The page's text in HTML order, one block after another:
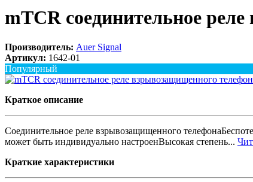
mTCR соединительное
Производитель: Auer Signal
Артикул: 1642-01
Популярный
Краткое описание
Соединительное реле взрывозащищенного
может быть индивидуально настроенВысокая степень...
Краткие характеристики